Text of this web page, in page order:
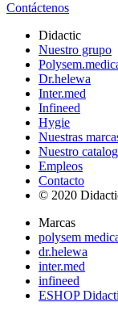
Contáctenos
Didactic
Nuestro grupo
Dr.helewa
Inter.med
Infineed
Hygie
Nuestras
Nuestro
Empleos
Contacto
© 2020
Marcas
polysem
dr.helewa
inter.med
infineed
ESHOP